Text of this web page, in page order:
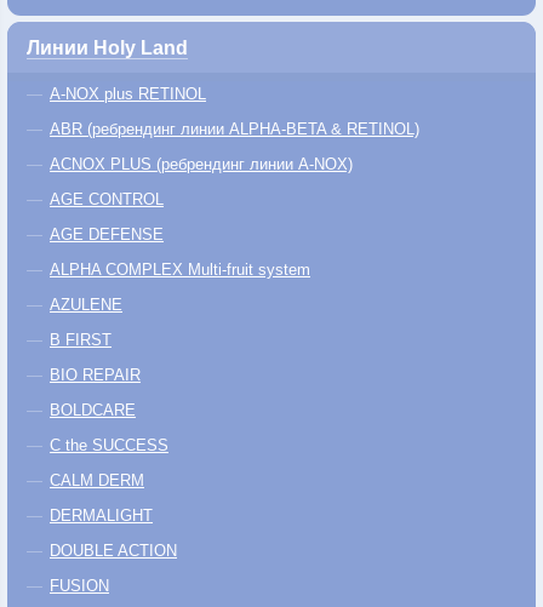
Линии Holy Land
A-NOX plus RETINOL
ABR (ребрендинг линии ALPHA-BETA & RETINOL)
ACNOX PLUS (ребрендинг линии A-NOX)
AGE CONTROL
AGE DEFENSE
ALPHA COMPLEX Multi-fruit system
AZULENE
B FIRST
BIO REPAIR
BOLDCARE
C the SUCCESS
CALM DERM
DERMALIGHT
DOUBLE ACTION
FUSION